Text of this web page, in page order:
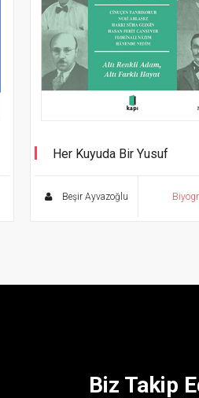
Her Kuyuda Bir Yusuf
Beşir Ayvazoğlu
Biz Takip